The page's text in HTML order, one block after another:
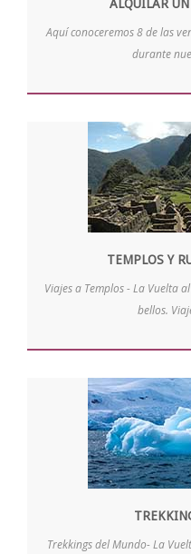
ALQUILAR
Aquí conoceremos 8 de las
durante
TEMPLOS Y
Viajes a Templos - La Vuelta
bellos.
Trekkings del Mundo- La